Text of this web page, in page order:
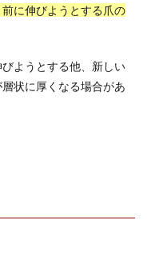
に伸びようとする爪の
ようとする他、新しい
状に厚くなる場合があ